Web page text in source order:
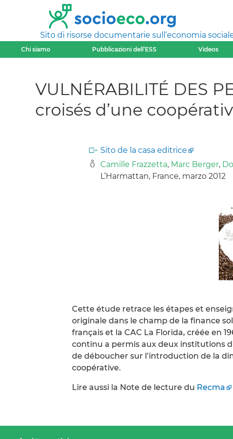
Sito di risorse documentarie sull’economia
Chi siamo Pubblicazioni dell’ESS Videos
VULNÉRABILITÉ DES
croisés d’une
Sito de la casa editrice
Camille Frazzetta, Marc Berger,
L’Harmattan, France, marzo 2012
Cette étude retrace les étapes et
originale dans le champ de la finance
français et la CAC La Florida, créée en
continu a permis aux deux institutions
de déboucher sur l’introduction de la
coopérative.
Lire aussi la Note de lecture du Recma